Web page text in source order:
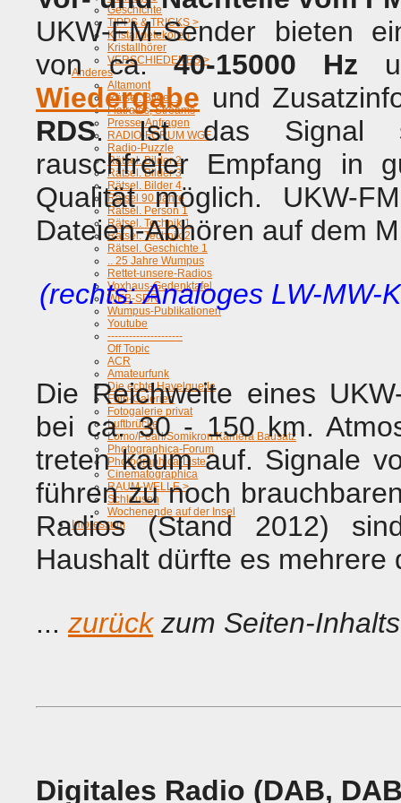
Geschichte
TIPPS & TRICKS >
Kristalldetekoren
Kristallhörer
VERSCHIEDENES >
Anderes
Altamont
Rätsel. Bilder 1
Flatrates, Streams
Presse-Anfragen
RADIO-FORUM WGF
Radio-Puzzle
Rätsel. Bilder 2
Rätsel. Bilder 3
Rätsel. Bilder 4
Rätsel 90 Jahre
Rätsel. Person 1
Rätsel. Technik 1
Rätsel. Technik 2
Rätsel. Geschichte 1
.. 25 Jahre Wumpus
Rettet-unsere-Radios
Voxhaus-Gedenktafel
WEB-SDR
Wumpus-Publikationen
Youtube
---------------------
Off Topic
ACR
Amateurfunk
Die echte Havelquelle
Foto-Galerien
Fotogalerie privat
Luftbrücke
Lomo/Pearl/Somikron Kamera Bausatz
Photographica-Forum
Photographica-Liste
Cinematographica
RAUM-WELLE >
Schleusen
Wochenende auf der Insel
Impressum
UKW-FM-Sender bieten
von ca.40-15000 Hz
Wiedergabe und
RDS. Ist das Signal
rauschfreier Empfang in
Qualität möglich. UKW-
Dateien-Abhören auf dem
(rechts: Analoges LW-MW-
Die Reichweite eines
bei ca. 30 - 150 km.
treten kaum auf. Signale
führen zu noch
Radios (Stand 2012)
Haushalt dürfte es mehrere
... zurückzum Seiten-
Digitales Radio (DAB,